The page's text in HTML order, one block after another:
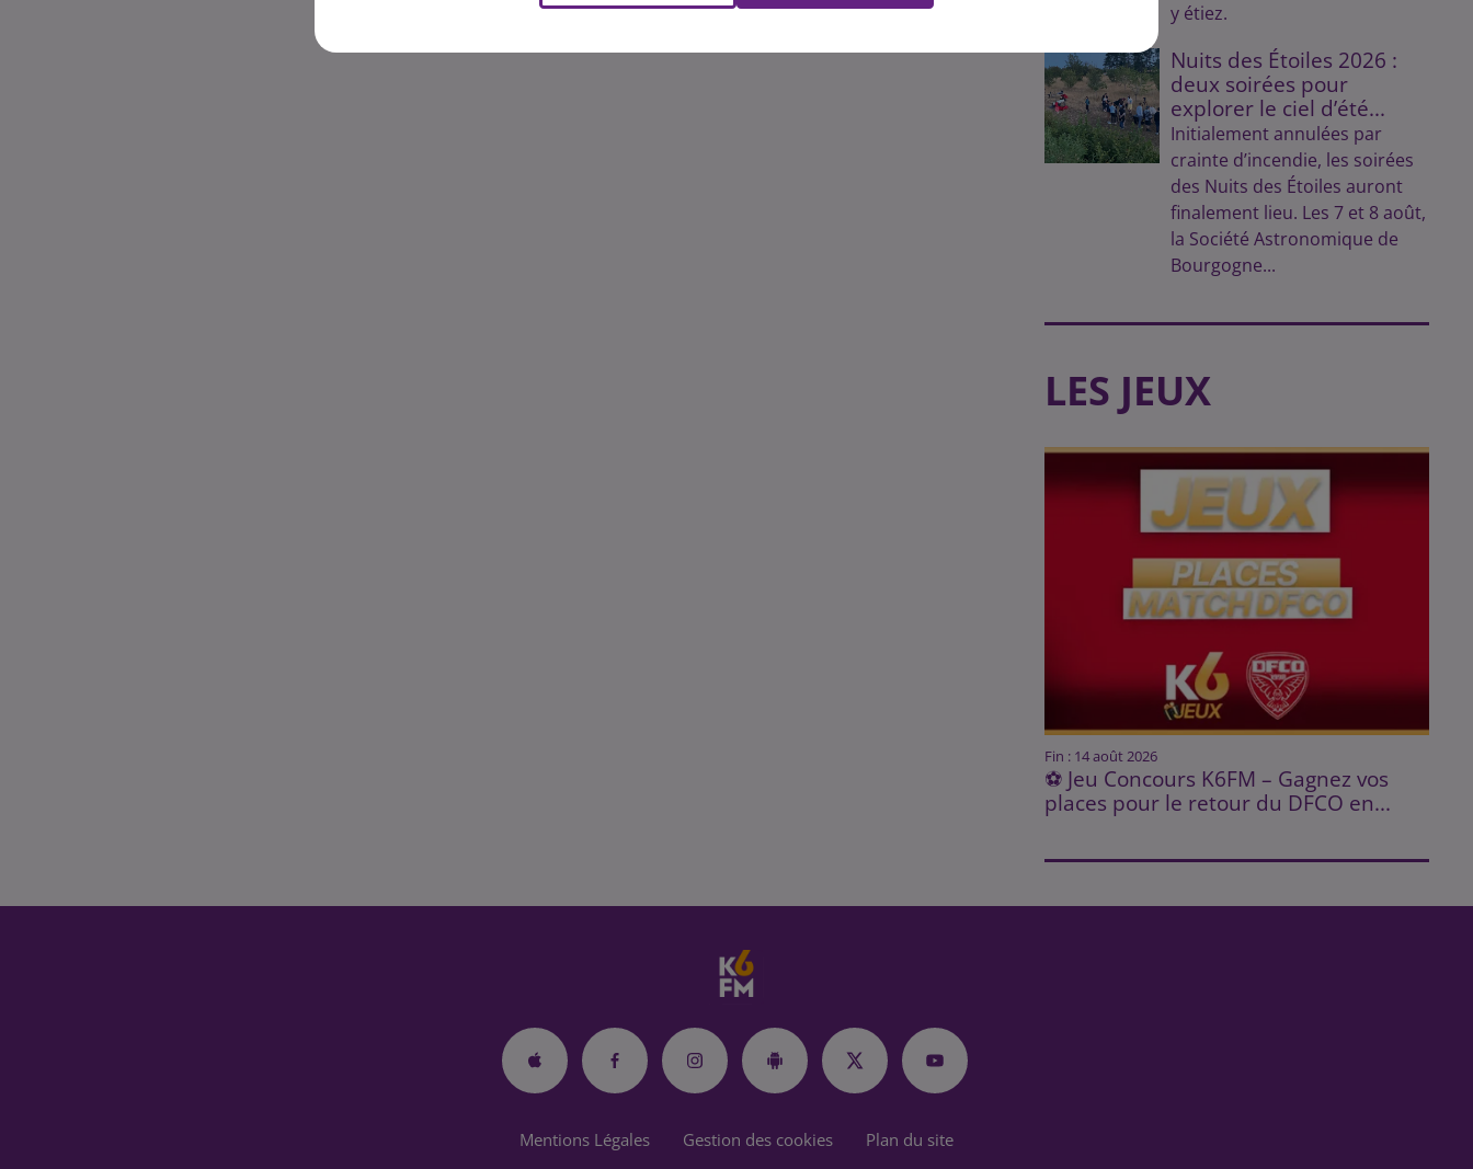
y étiez.
Nuits des Étoiles 2026 :
deux soirées pour
explorer le ciel d’été...
Initialement annulées par
crainte d’incendie, les soirées
des Nuits des Étoiles auront
finalement lieu. Les 7 et 8 août,
la Société Astronomique de
Bourgogne...
LES JEUX
Fin : 14 août 2026
⚽ Jeu Concours K6FM – Gagnez vos
places pour le retour du DFCO en...
Mentions Légales Gestion des cookies Plan du site